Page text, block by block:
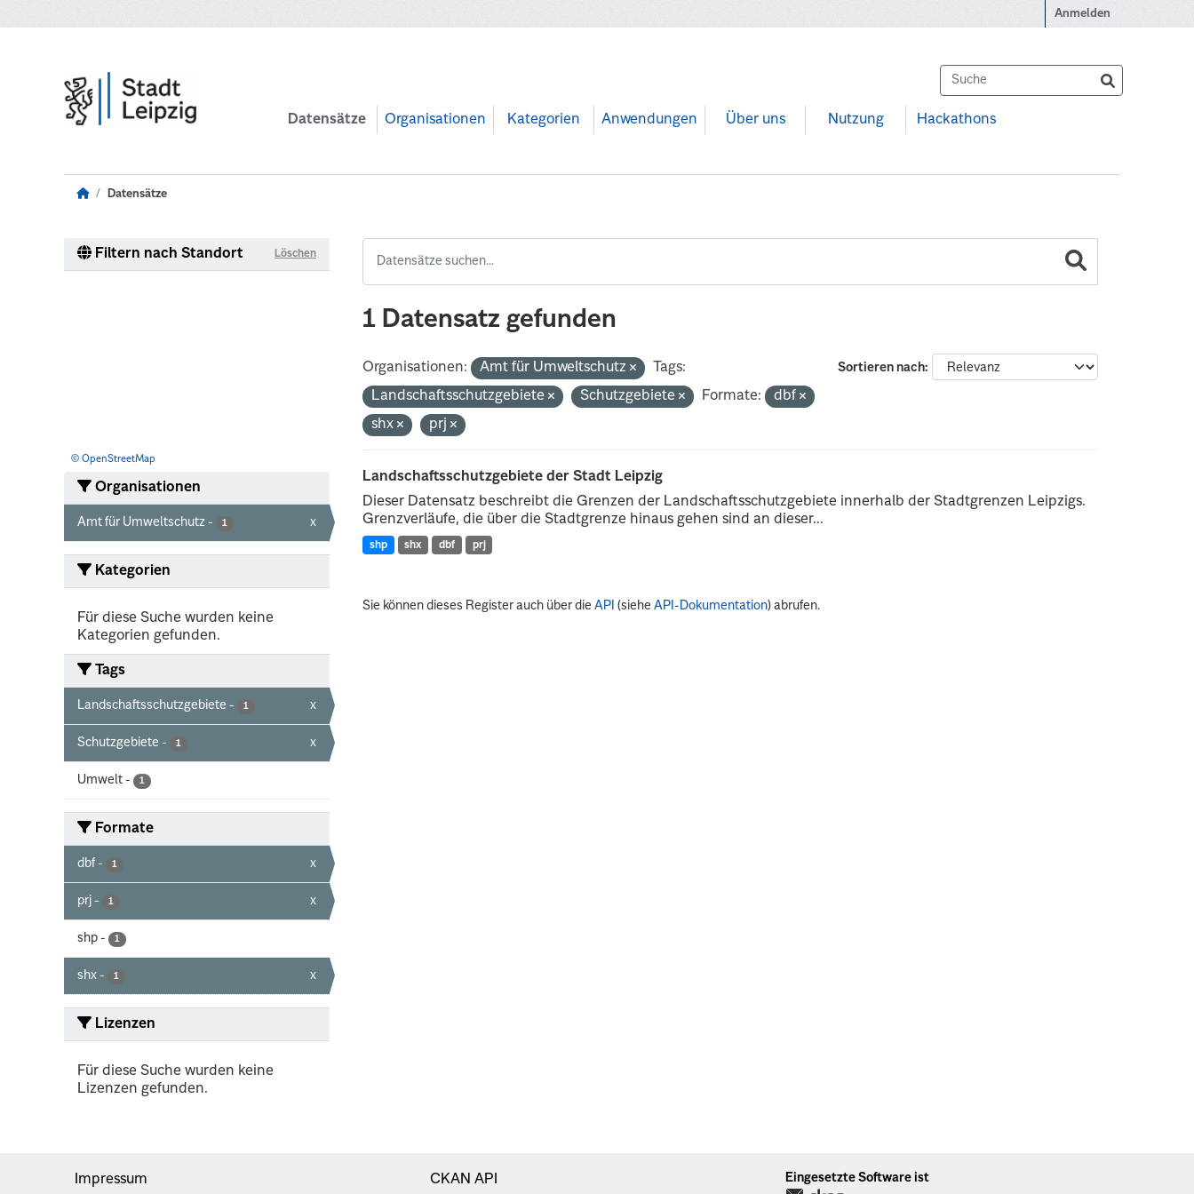
Anmelden
Datensätze Organisationen Kategorien Anwendungen Über uns Nutzung Hackathons
Datensätze
Filtern nach Standort Löschen
© OpenStreetMap
Organisationen
Amt für Umweltschutz - 1 x
Kategorien
Für diese Suche wurden keine
Kategorien gefunden.
Tags
Landschaftsschutzgebiete - 1 x
Schutzgebiete - 1 x
Umwelt - 1
Formate
dbf - 1 x
prj - 1 x
shp - 1
shx - 1 x
Lizenzen
Für diese Suche wurden keine
Lizenzen gefunden.
1 Datensatz gefunden
Sortieren nach
Organisationen: Amt für Umweltschutz
Tags:
Landschaftsschutzgebiete
Schutzgebiete Formate:
dbf
shx
prj
Landschaftsschutzgebiete der Stadt Leipzig
Dieser Datensatz beschreibt die Grenzen der Landschaftsschutzgebiete innerhalb der Stadtgrenzen Leipzigs.
Grenzverläufe, die über die Stadtgrenze hinaus gehen sind an dieser...
shp shx dbf prj
Sie können dieses Register auch über dieAPI (sieheAPI-Dokumentation) abrufen.
Impressum CKAN API Eingesetzte Software ist